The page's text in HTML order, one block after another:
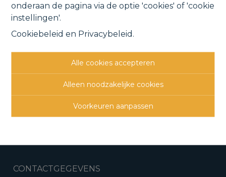
onderaan de pagina via de optie 'cookies' of 'cookie
instellingen'.
Cookiebeleid en Privacybeleid.
Alle cookies accepteren
Alleen noodzakelijke cookies
Voorkeuren aanpassen
Kerkhofstraat 14 1, 1840 Londerzeel
VERHUURD
Vorige Lijst Volgende
CONTACTGEGEVENS